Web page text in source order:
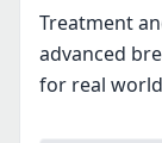
Treatment
advanced
for real